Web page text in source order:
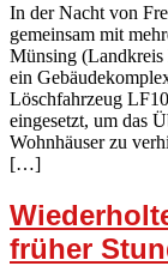
In der Nacht von
gemeinsam mit
Münsing (Landkreis
ein
Löschfahrzeug
eingesetzt, um das
Wohnhäuser zu
[…]
früher